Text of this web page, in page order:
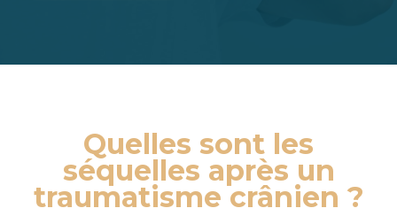
Quelles sont les
séquelles après un
traumatisme crânien ?